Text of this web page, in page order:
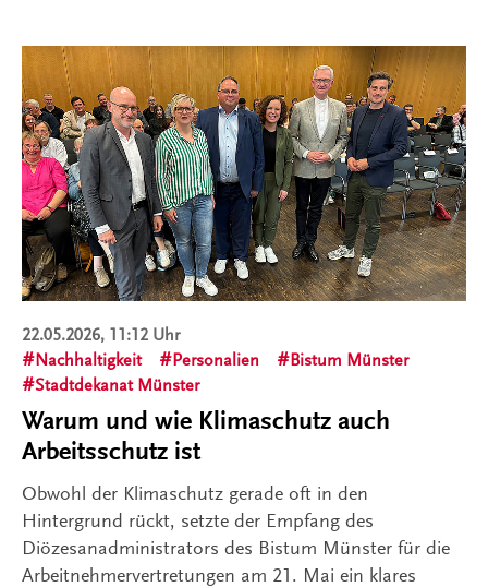
22.05.2026, 11:12 Uhr
Nachhaltigkeit
Personalien
Bistum Münster
Stadtdekanat Münster
Warum und wie Klimaschutz auch
Arbeitsschutz ist
Obwohl der Klimaschutz gerade oft in den
Hintergrund rückt, setzte der Empfang des
Diözesanadministrators des Bistum Münster für die
Arbeitnehmervertretungen am 21. Mai ein klares